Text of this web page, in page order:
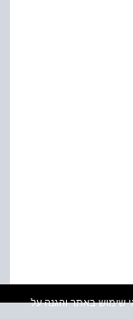
שימוש באתר והגנה על